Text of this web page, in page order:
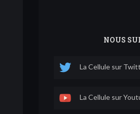
NOUS
La Cellule sur
La Cellule sur